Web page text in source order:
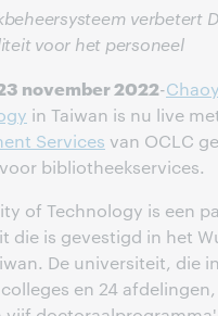
verbetert
voor het personeel
november 2022-
in Taiwan is nu live
Services van OCLC
bibliotheekservices.
of Technology is een
die is gevestigd in het
De universiteit, die
en 24 afdelingen,